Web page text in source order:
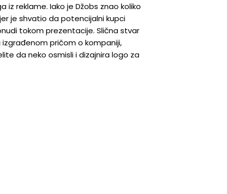
reklame. Iako je Džobs znao koliko
je shvatio da potencijalni kupci
tokom prezentacije. Slična stvar
pričom o kompaniji,
da neko osmisli i dizajnira logo za